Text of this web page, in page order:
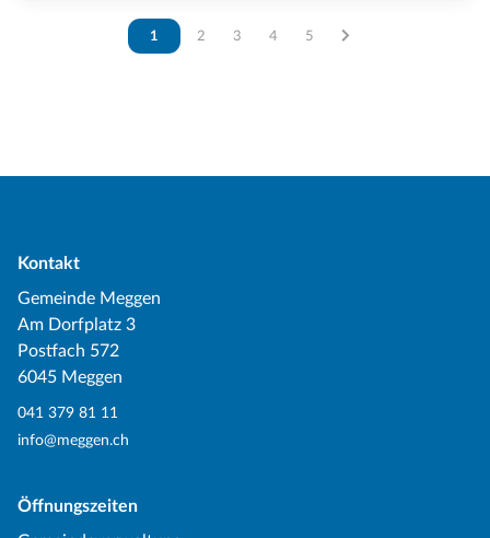
Vous êtes sur la page
1 Vous êtes sur la page
2 Vous êtes sur la page
3 Vous êtes sur la page
4 Vous êtes sur la page
5
Kontakt
Gemeinde Meggen
Am Dorfplatz 3
Postfach 572
6045 Meggen
041 379 81 11
info@meggen.ch
Öffnungszeiten